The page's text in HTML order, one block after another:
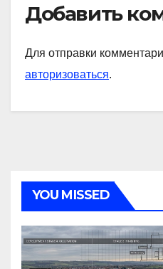
Добавить
Для отправки
авторизоваться.
YOU MISSED